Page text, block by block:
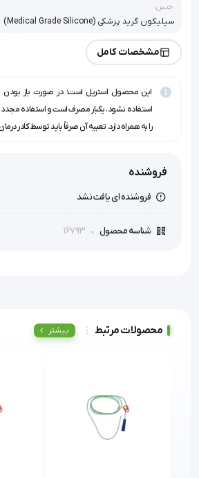
جنس:
سیلیکون گرید پزشکی (Medical Grade Silicone)
سایزهای موجود:
CH05, CH06, CH08
طول لوله:
ویژگی خاص:
دارای خط رادیواپک (جهت دید در رادیوگرافی)
مشخصات کامل
این محصول استریل است؛ در صورت باز بودن
را به همراه دارد. تعبیه آن صرفاً باید توسط کادر
فروشنده
فروشنده ای یافت نشد
شناسه محصول 16793
محصولات مرتبط بیشتر